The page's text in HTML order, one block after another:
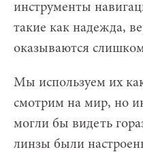
инструменты
такие как надежда,
оказываются
Мы используем их
смотрим на мир, но
могли бы видеть
линзы были